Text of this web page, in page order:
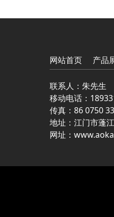
网站首页 产品
联系人：朱先生
移动电话：
传真：86 0750
地址：江门市蓬
网址：